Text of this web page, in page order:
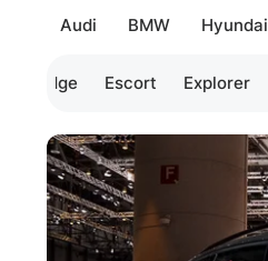
Audi BMW Hyundai
Edge Escort Explorer